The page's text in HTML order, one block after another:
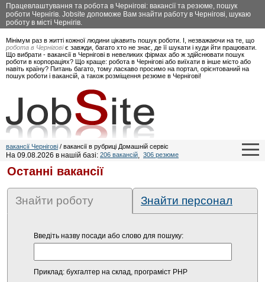
Працевлаштування та робота в Чернігові: вакансії та резюме, пошук
роботи Чернігів. Jobsite допоможе Вам знайти работу в Чернігові, шукаю
роботу в місті Чернігів.
Мінімум раз в житті кожної людини цікавить пошук роботи. І, незважаючи на те, що
робота в Черніговіє завжди, багато хто не знає, де її шукати і куди йти працювати.
Що вибрати - вакансії в Чернігові в невеликих фірмах або ж здійснювати пошук
роботи в корпораціях? Що краще: робота в Чернігові або виїхати в інше місто або
навіть країну? Питань багато, тому ласкаво просимо на портал, орієнтований на
пошук роботи і вакансій, а також розміщення резюме в Чернігові!
вакансії Чернігові / вакансії в рубриці Домашній сервіс
На 09.08.2026 в нашій базі: 206 вакансій, 306 резюме
Останні вакансії
Знайти роботу Знайти персонал
Введіть назву посади або слово для пошуку:
Приклад: бухгалтер на склад, програміст PHP